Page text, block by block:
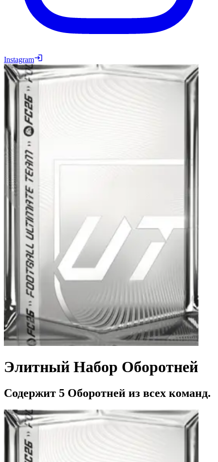
Instagram
Элитный Набор Оборотней
Содержит 5 Оборотней из всех команд.